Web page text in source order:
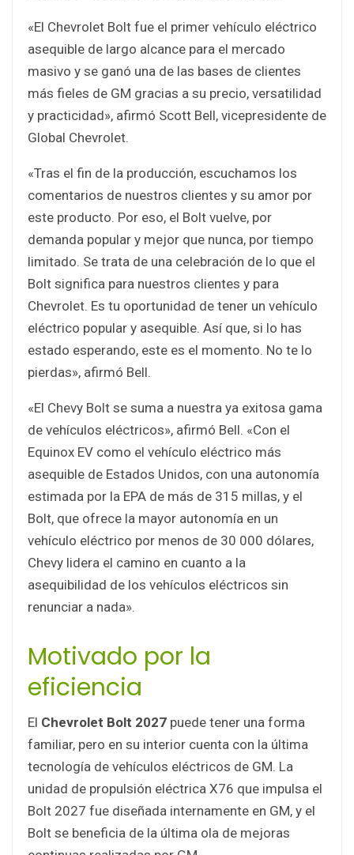
«El Chevrolet Bolt fue el primer vehículo eléctrico
asequible de largo alcance para el mercado
masivo y se ganó una de las bases de clientes
más fieles de GM gracias a su precio, versatilidad
y practicidad», afirmó Scott Bell, vicepresidente de
Global Chevrolet.
«Tras el fin de la producción, escuchamos los
comentarios de nuestros clientes y su amor por
este producto. Por eso, el Bolt vuelve, por
demanda popular y mejor que nunca, por tiempo
limitado. Se trata de una celebración de lo que el
Bolt significa para nuestros clientes y para
Chevrolet. Es tu oportunidad de tener un vehículo
eléctrico popular y asequible. Así que, si lo has
estado esperando, este es el momento. No te lo
pierdas», afirmó Bell.
«El Chevy Bolt se suma a nuestra ya exitosa gama
de vehículos eléctricos», afirmó Bell. «Con el
Equinox EV como el vehículo eléctrico más
asequible de Estados Unidos, con una autonomía
estimada por la EPA de más de 315 millas, y el
Bolt, que ofrece la mayor autonomía en un
vehículo eléctrico por menos de 30 000 dólares,
Chevy lidera el camino en cuanto a la
asequibilidad de los vehículos eléctricos sin
renunciar a nada».
Motivado por la
eficiencia
El Chevrolet Bolt 2027 puede tener una forma
familiar, pero en su interior cuenta con la última
tecnología de vehículos eléctricos de GM. La
unidad de propulsión eléctrica X76 que impulsa el
Bolt 2027 fue diseñada internamente en GM, y el
Bolt se beneficia de la última ola de mejoras